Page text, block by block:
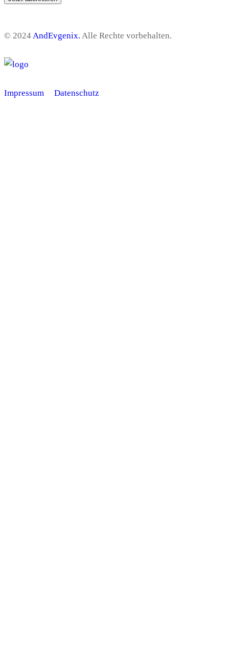
© 2024AndEvgenix. Alle Rechte vorbehalten.
Impressum Datenschutz